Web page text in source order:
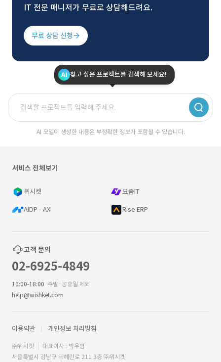
IT 전문 매니저가 무료로 상담해드려요.
무료 상담 신청
찾고 싶은 프로젝트를 검색해 보세요!
AI 모델이 생성한 내용은 부정확한 정보가 포함될 수 있습니다.
서비스 전체보기
위시켓 요즘IT
AIDP - AX Rise ERP
고객 문의
02-6925-4849
10:00-18:00 주말·공휴일 제외
help@wishket.com
이용약관 개인정보 처리방침
㈜위시켓
대표이사 : 박우범
서울특별시 강남구 테헤란로 211 3층 ㈜위시켓